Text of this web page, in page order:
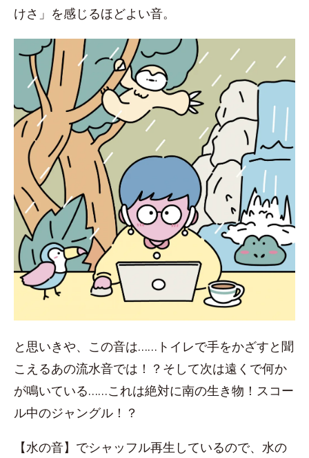
けさ」を感じるほどよい音。
と思いきや、この音は……トイレで手をかざすと聞
こえるあの流水音では！？そして次は遠くで何か
が鳴いている……これは絶対に南の生き物！スコー
ル中のジャングル！？
【水の音】でシャッフル再生しているので、水の